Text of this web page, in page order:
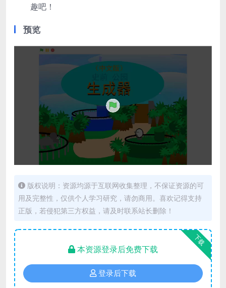
趣吧！
预览
版权说明：资源均源于互联网收集整理，不保证资源的可
用及完整性，仅供个人学习研究，请勿商用。喜欢记得支持
正版，若侵犯第三方权益，请及时联系站长删除！
下载
本资源登录后免费下载
登录后下载